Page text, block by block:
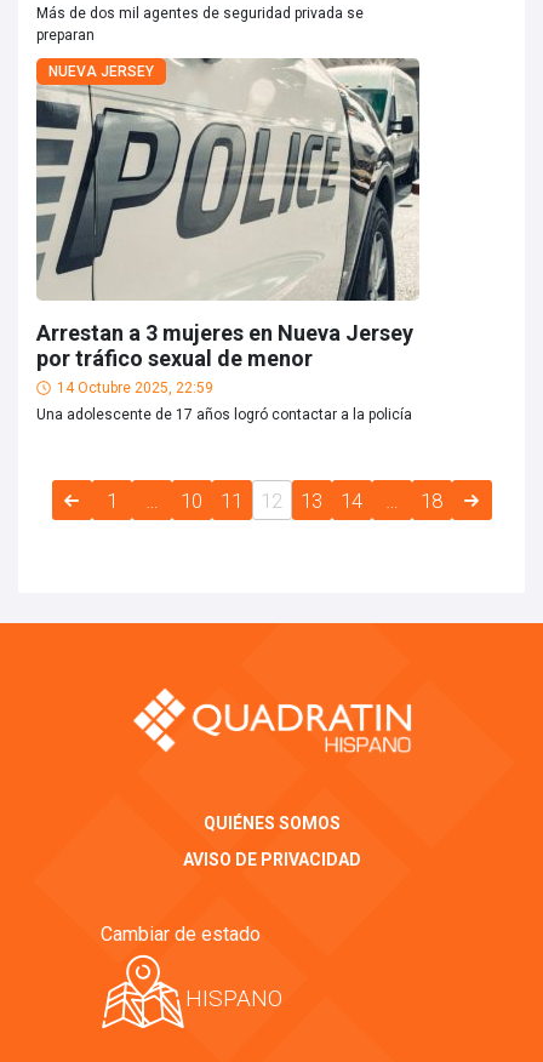
Más de dos mil agentes de seguridad privada se
preparan
NUEVA JERSEY
Arrestan a 3 mujeres en Nueva Jersey
por tráfico sexual de menor
14 Octubre 2025, 22:59
Una adolescente de 17 años logró contactar a la policía
1 10 11 12 13 14 18
QUIÉNES SOMOS
AVISO DE PRIVACIDAD
Cambiar de estado
HISPANO